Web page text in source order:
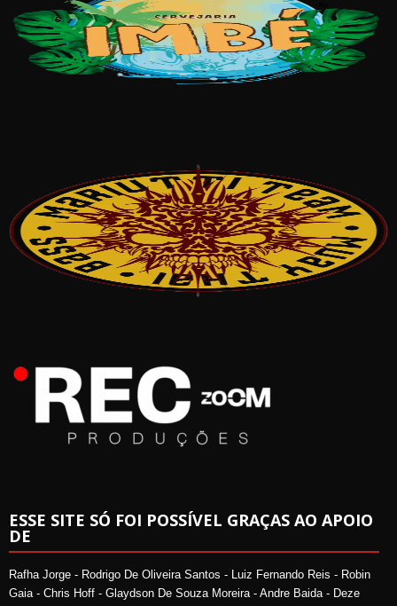
ESSE SITE SÓ FOI POSSÍVEL GRAÇAS AO APOIO
DE
Rafha Jorge - Rodrigo De Oliveira Santos - Luiz Fernando Reis - Robin
Gaia - Chris Hoff - Glaydson De Souza Moreira - Andre Baida - Deze